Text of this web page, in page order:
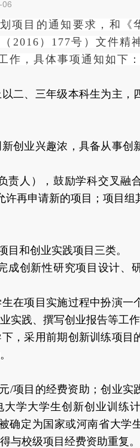
项目的通知要求，和《
2016）177号）文件精
作，具体事项通知如下：
二、三年级本科生为主，
创业兴趣浓，具备从事创
责人），鼓励学科交叉融
再申请新的项目；项目组
和创业实践项目三类。
成创新性研究项目设计、
在项目实施过程中扮演一
实践、撰写创业报告等工作
，采用前期创新训练项目
/项目的经费资助；创业实
大学大学生创新创业训练
确定为国家或河南省大学
与校级项目经费资助重复。